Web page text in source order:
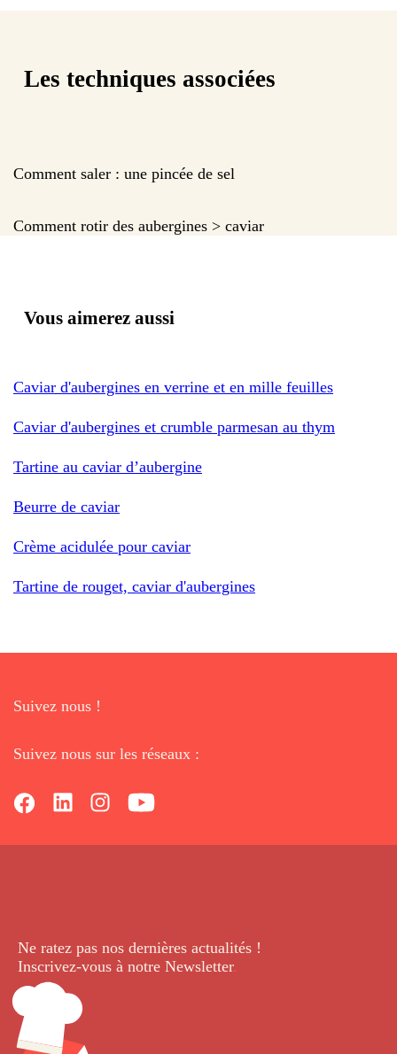
Les techniques associées
Comment saler : une pincée de sel
Comment rotir des aubergines > caviar
Vous aimerez aussi
Caviar d'aubergines en verrine et en mille feuilles
Caviar d'aubergines et crumble parmesan au thym
Tartine au caviar d’aubergine
Beurre de caviar
Crème acidulée pour caviar
Tartine de rouget, caviar d'aubergines
Suivez nous !
Suivez nous sur les réseaux :
Ne ratez pas nos dernières actualités !
Inscrivez-vous à notre Newsletter.